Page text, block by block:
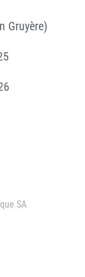
Gruyère)
SA